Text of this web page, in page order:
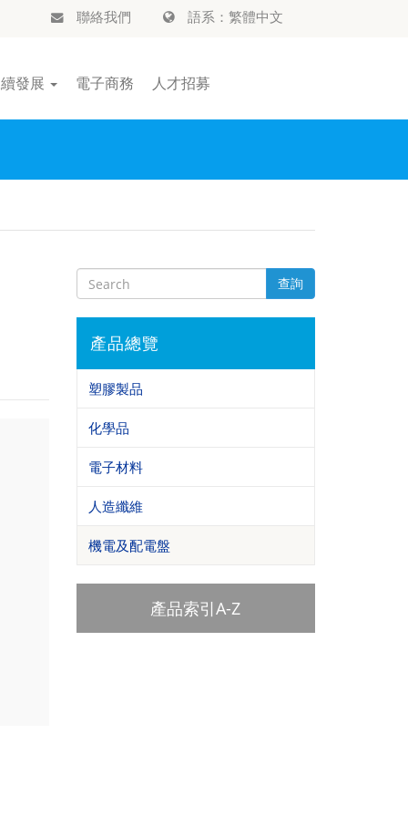
聯絡我們 語系：繁體中文
發展 電子商務 人才招募
查詢
產品總覽
塑膠製品
化學品
電子材料
人造纖維
機電及配電盤
產品索引A-Z